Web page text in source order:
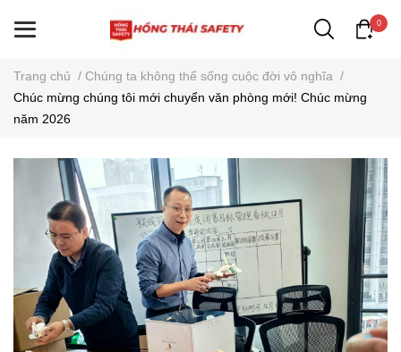
0
Trang chủ / Chúng ta không thể sống cuộc đời vô nghĩa /
Chúc mừng chúng tôi mới chuyển văn phòng mới! Chúc mừng
năm 2026